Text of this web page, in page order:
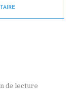
de lecture